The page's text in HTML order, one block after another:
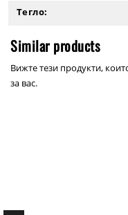
Тегло:
Similar products
Вижте тези продукти,
за вас.